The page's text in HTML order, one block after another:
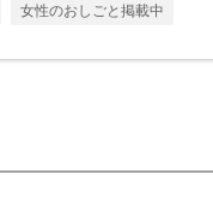
女性のおしごと掲載中